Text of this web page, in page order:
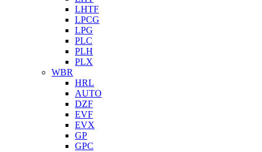
LHTF
LPCG
LPG
PLC
PLH
PLX
WBR
HRL
AUTO
DZF
EVF
EVX
GP
GPC